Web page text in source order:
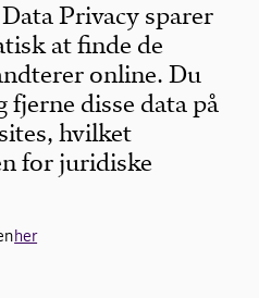
Privacy sparer
at finde de
online. Du
fjerne disse data på
hvilket
for juridiske
her